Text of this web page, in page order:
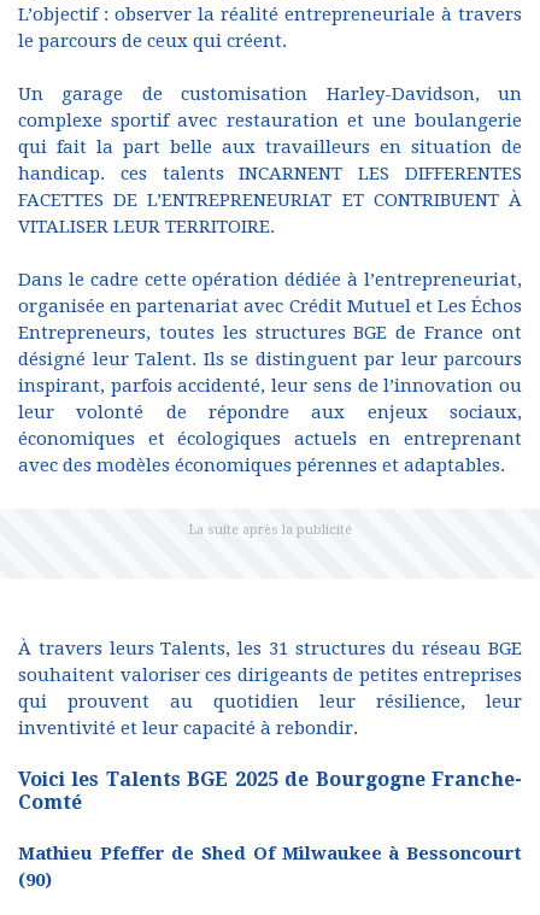
L’objectif : observer la réalité entrepreneuriale à travers
le parcours de ceux qui créent.
Un garage de customisation Harley-Davidson, un
complexe sportif avec restauration et une boulangerie
qui fait la part belle aux travailleurs en situation de
handicap. ces talents INCARNENT LES DIFFERENTES
FACETTES DE L’ENTREPRENEURIAT ET CONTRIBUENT À
VITALISER LEUR TERRITOIRE.
Dans le cadre cette opération dédiée à l’entrepreneuriat,
organisée en partenariat avec Crédit Mutuel et Les Échos
Entrepreneurs, toutes les structures BGE de France ont
désigné leur Talent. Ils se distinguent par leur parcours
inspirant, parfois accidenté, leur sens de l’innovation ou
leur volonté de répondre aux enjeux sociaux,
économiques et écologiques actuels en entreprenant
avec des modèles économiques pérennes et adaptables.
À travers leurs Talents, les 31 structures du réseau BGE
souhaitent valoriser ces dirigeants de petites entreprises
qui prouvent au quotidien leur résilience, leur
inventivité et leur capacité à rebondir.
Voici les Talents BGE 2025 de Bourgogne Franche-
Comté
Mathieu Pfeffer de Shed Of Milwaukee à Bessoncourt
(90)